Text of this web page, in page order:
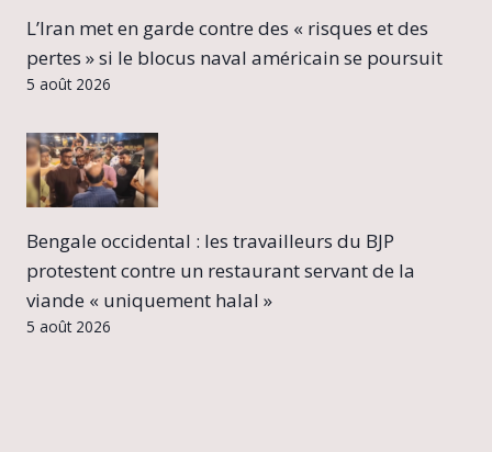
L’Iran met en garde contre des « risques et des
pertes » si le blocus naval américain se poursuit
5 août 2026
Bengale occidental : les travailleurs du BJP
protestent contre un restaurant servant de la
viande « uniquement halal »
5 août 2026